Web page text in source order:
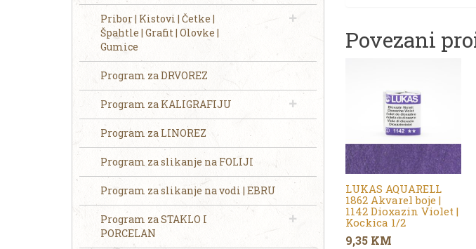
Povezani
LUKAS AQUARELL
1862 Akvarel boje |
1142 Dioxazin Violet |
Kockica 1/2
9,35 KM
Pribor | Kistovi | Četke |
Špahtle | Grafit | Olovke |
Gumice
Program za DRVOREZ
Program za KALIGRAFIJU
Program za LINOREZ
Program za slikanje na FOLIJI
Program za slikanje na vodi | EBRU
Program za STAKLO I
PORCELAN